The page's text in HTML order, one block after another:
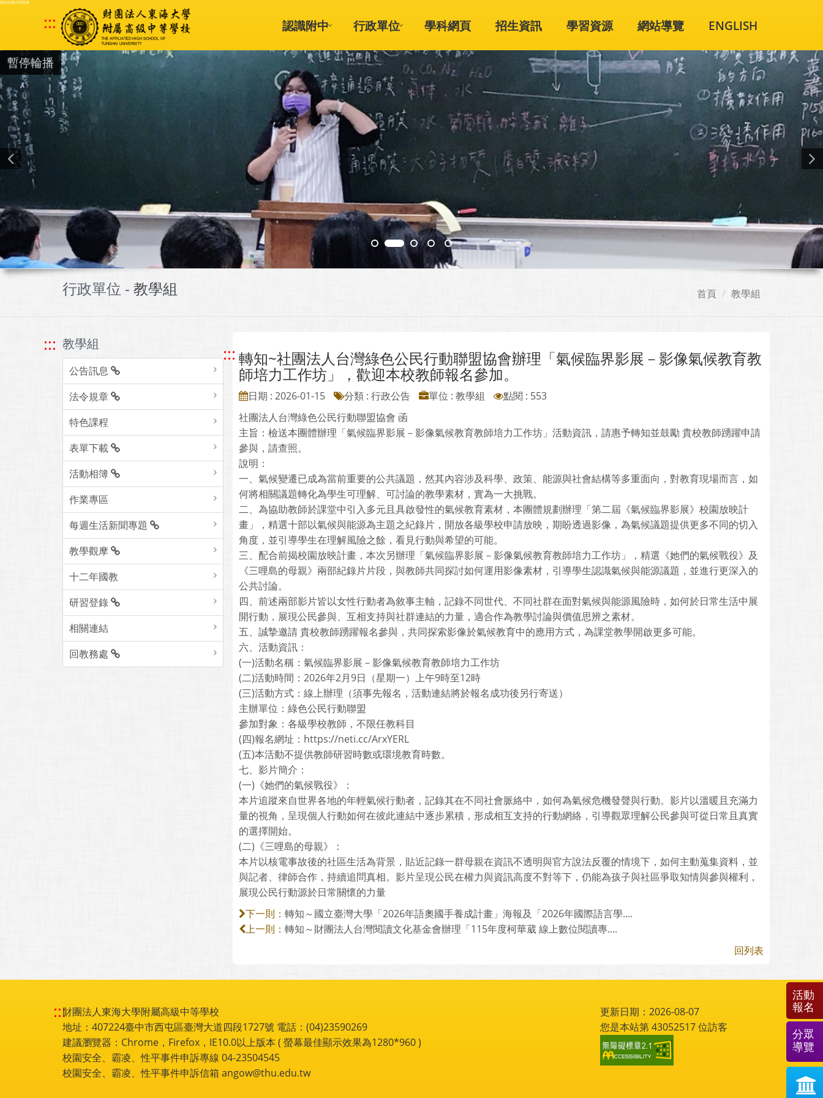
跳到主要內容區塊
::: 認識附中 行政單位 學科網頁 招生資訊 學習資源 網站導覽 ENGLISH
暫停輪播
行政單位 - 教學組 首頁 教學組
::: 教學組
公告訊息
法令規章
特色課程
表單下載
活動相簿
作業專區
每週生活新聞專題
教學觀摩
十二年國教
研習登錄
相關連結
回教務處
::: 轉知~社團法人台灣綠色公民行動聯盟協會辦理「氣候臨界影展－影像氣候教育教
師培力工作坊」，歡迎本校教師報名參加。
日期 : 2026-01-15 分類 : 行政公告 單位 : 教學組
點閱 : 553
社團法人台灣綠色公民行動聯盟協會 函
主旨：檢送本團體辦理「氣候臨界影展－影像氣候教育教師培力工作坊」活動資訊，請惠予轉知並鼓勵 貴校教師踴躍申請
參與，請查照。
說明：
一、氣候變遷已成為當前重要的公共議題，然其內容涉及科學、政策、能源與社會結構等多重面向，對教育現場而言，如
何將相關議題轉化為學生可理解、可討論的教學素材，實為一大挑戰。
二、為協助教師於課堂中引入多元且具啟發性的氣候教育素材，本團體規劃辦理「第二屆《氣候臨界影展》校園放映計
畫」，精選十部以氣候與能源為主題之紀錄片，開放各級學校申請放映，期盼透過影像，為氣候議題提供更多不同的切入
角度，並引導學生在理解風險之餘，看見行動與希望的可能。
三、配合前揭校園放映計畫，本次另辦理「氣候臨界影展－影像氣候教育教師培力工作坊」，精選《她們的氣候戰役》及
《三哩島的母親》兩部紀錄片片段，與教師共同探討如何運用影像素材，引導學生認識氣候與能源議題，並進行更深入的
公共討論。
四、前述兩部影片皆以女性行動者為敘事主軸，記錄不同世代、不同社群在面對氣候與能源風險時，如何於日常生活中展
開行動，展現公民參與、互相支持與社群連結的力量，適合作為教學討論與價值思辨之素材。
五、誠摯邀請 貴校教師踴躍報名參與，共同探索影像於氣候教育中的應用方式，為課堂教學開啟更多可能。
六、活動資訊：
(一)活動名稱：氣候臨界影展－影像氣候教育教師培力工作坊
(二)活動時間：2026年2月9日（星期一）上午9時至12時
(三)活動方式：線上辦理（須事先報名，活動連結將於報名成功後另行寄送）
主辦單位：綠色公民行動聯盟
參加對象：各級學校教師，不限任教科目
(四)報名網址：https://neti.cc/ArxYERL
(五)本活動不提供教師研習時數或環境教育時數。
七、影片簡介：
(一)《她們的氣候戰役》：
本片追蹤來自世界各地的年輕氣候行動者，記錄其在不同社會脈絡中，如何為氣候危機發聲與行動。影片以溫暖且充滿力
量的視角，呈現個人行動如何在彼此連結中逐步累積，形成相互支持的行動網絡，引導觀眾理解公民參與可從日常且真實
的選擇開始。
(二)《三哩島的母親》：
本片以核電事故後的社區生活為背景，貼近記錄一群母親在資訊不透明與官方說法反覆的情境下，如何主動蒐集資料，並
與記者、律師合作，持續追問真相。影片呈現公民在權力與資訊高度不對等下，仍能為孩子與社區爭取知情與參與權利，
展現公民行動源於日常關懷的力量
下一則： 轉知～國立臺灣大學「2026年語奧國手養成計畫」海報及「2026年國際語言學....
上一則： 轉知～財團法人台灣閱讀文化基金會辦理「115年度柯華葳 線上數位閱讀專....
回列表
:::財團法人東海大學附屬高級中等學校
地址：407224臺中市西屯區臺灣大道四段1727號 電話：(04)23590269
建議瀏覽器：Chrome，Firefox，IE10.0以上版本 ( 螢幕最佳顯示效果為1280*960 )
校園安全、霸凌、性平事件申訴專線 04-23504545
校園安全、霸凌、性平事件申訴信箱 angow@thu.edu.tw
更新日期：2026-08-07
您是本站第43052517位訪客
活動
報名
分眾
導覽